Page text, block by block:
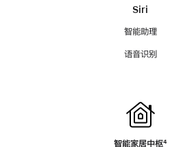
Siri
智能助理
语音识别
智能家居中枢脚
⁴